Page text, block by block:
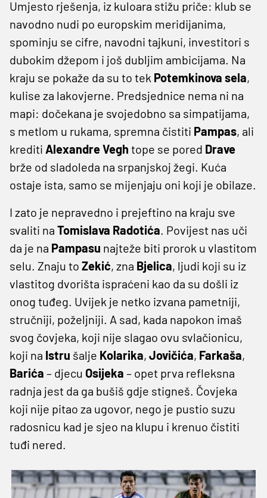
Umjesto rješenja, iz kuloara stižu priče: klub se
navodno nudi po europskim meridijanima,
spominju se cifre, navodni tajkuni, investitori s
dubokim džepom i još dubljim ambicijama. Na
kraju se pokaže da su to tek Potemkinova sela,
kulise za lakovjerne. Predsjednice nema ni na
mapi: dočekana je svojedobno sa simpatijama,
s metlom u rukama, spremna čistiti Pampas, ali
krediti AlexandreVegh tope se pored Drave
brže od sladoleda na srpanjskoj žegi. Kuća
ostaje ista, samo se mijenjaju oni koji je obilaze.
I zato je nepravedno i prejeftino na kraju sve
svaliti na Tomislava Radotića. Povijest nas uči
da je na Pampasu najteže biti prorok u vlastitom
selu. Znaju to Zekić, zna Bjelica, ljudi koji su iz
vlastitog dvorišta ispraćeni kao da su došli iz
onog tuđeg. Uvijek je netko izvana pametniji,
stručniji, poželjniji. A sad, kada napokon imaš
svog čovjeka, koji nije slagao ovu svlačionicu,
koji na Istru šalje Kolarika, Jovičića, Farkaša,
Barića – djecu Osijeka – opet prva refleksna
radnja jest da ga bušiš gdje stigneš. Čovjeka
koji nije pitao za ugovor, nego je pustio suzu
radosnicu kad je sjeo na klupu i krenuo čistiti
tuđi nered.